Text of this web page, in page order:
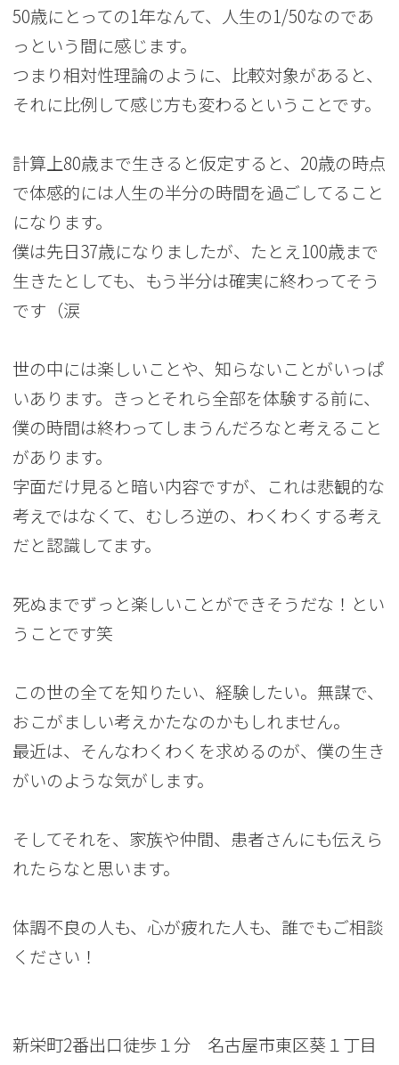
50歳にとっての1年なんて、人生の1/50なのであ
っという間に感じます。
つまり相対性理論のように、比較対象があると、
それに比例して感じ方も変わるということです。
計算上80歳まで生きると仮定すると、20歳の時点
で体感的には人生の半分の時間を過ごしてること
になります。
僕は先日37歳になりましたが、たとえ100歳まで
生きたとしても、もう半分は確実に終わってそう
です（涙
世の中には楽しいことや、知らないことがいっぱ
いあります。きっとそれら全部を体験する前に、
僕の時間は終わってしまうんだろなと考えること
があります。
字面だけ見ると暗い内容ですが、これは悲観的な
考えではなくて、むしろ逆の、わくわくする考え
だと認識してます。
死ぬまでずっと楽しいことができそうだな！とい
うことです笑
この世の全てを知りたい、経験したい。無謀で、
おこがましい考えかたなのかもしれません。
最近は、そんなわくわくを求めるのが、僕の生き
がいのような気がします。
そしてそれを、家族や仲間、患者さんにも伝えら
れたらなと思います。
体調不良の人も、心が疲れた人も、誰でもご相談
ください！
新栄町2番出口徒歩１分 名古屋市東区葵１丁目